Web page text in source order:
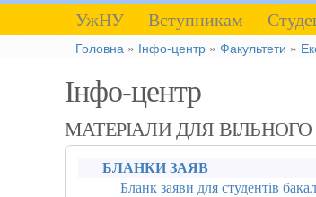
УжНУ Вступникам
Головна » Інфо-центр» Факультети »
Інфо-центр
МАТЕРІАЛИ ДЛЯ
БЛАНКИ ЗАЯВ
Бланк заяви для студентів